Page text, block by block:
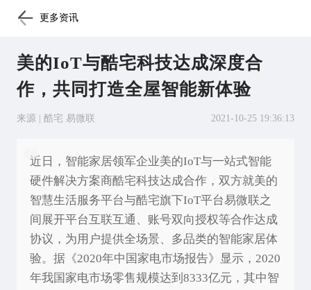
更多资讯
美的IoT与酷宅科技达成深度合
作，共同打造全屋智能新体验
来源 | 酷宅 易微联 2021-10-25 19:36:13
近日，智能家居领军企业美的IoT与一站式智能
硬件解决方案商酷宅科技达成合作，双方就美的
智慧生活服务平台与酷宅旗下IoT平台易微联之
间展开平台互联互通、账号双向授权等合作达成
协议，为用户提供全场景、多品类的智能家居体
验。据《2020年中国家电市场报告》显示，2020
年我国家电市场零售规模达到8333亿元，其中智